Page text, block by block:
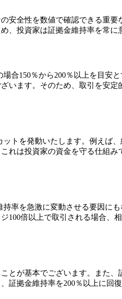
安全性を数値で確認できる重
投資家は証拠金維持率を常に
合150％から200％以上を目安
ます。そのため、取引を安
トを発動いたします。例えば
は投資家の資金を守る仕組
率を急激に変動させる要因に
100倍以上で取引される場合
とが基本でございます。また
拠金維持率を200％以上に回